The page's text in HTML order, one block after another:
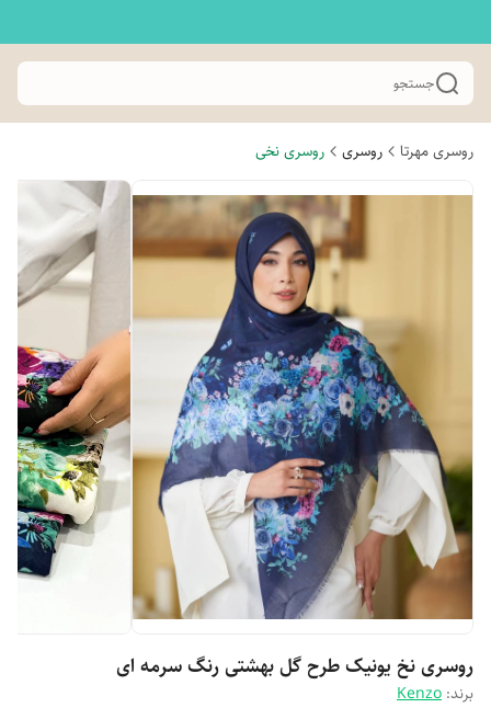
جستجو
روسری مهرتا روسری روسری نخی
روسری نخ یونیک طرح گل بهشتی رنگ سرمه ای
برند: Kenzo